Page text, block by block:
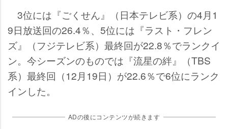
3位には『ごくせん』（日本テレビ系）の4月1
9日放送回の26.4％、5位には『ラスト・フレン
ズ』（フジテレビ系）最終回が22.8％でランクイ
ン。今シーズンのものでは『流星の絆』（TBS
系）最終回（12月19日）が22.6％で6位にランク
インした。
ADの後にコンテンツが続きます